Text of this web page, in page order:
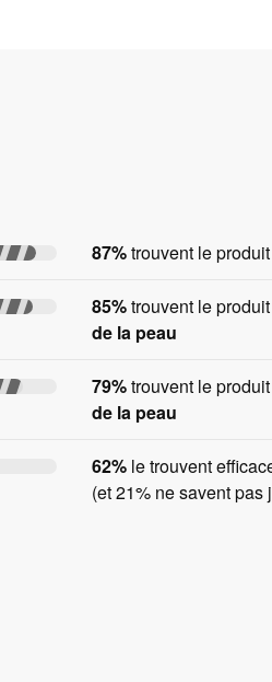
87%trouvent le produit
85%trouvent le
de la peau
79%trouvent le
de la peau
62% le trouvent
(et 21% ne savent pas